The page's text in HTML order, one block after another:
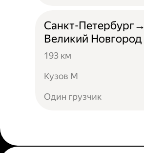
Санкт-Петербург→
Великий Новгород
193 км
Кузов М
Один грузчик